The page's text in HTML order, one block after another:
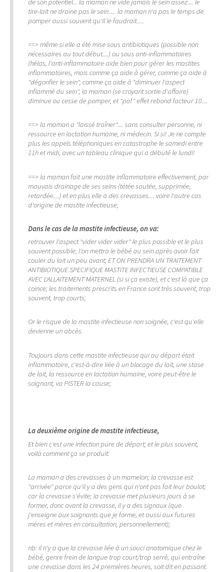
tire-lait ne draine pas le sein..... la maman n'a pas le temps de
pomper aussi souvent qu'il le faudrait.....
==> même si elle a été mise sous antibiotiques (possible non
nécessaires au tout début....) ou sous anti-inflammatoires
(hélas, l'anti-inflammatoire aide bien pour gérer les mastites
inflammatoires, mais comme ça aide à gérer, comme ça aide à
"dégonfler le sein", comme ça aide à "diminuer l'aspect
inflammé du sein", la maman (se croyant sortie d'affaire)
diminue ou cesse de pomper, et "paf" effet rebond facteur 10....
==> la maman a "laissé traîner".... sans consulter personne, ni
ressource en lactation humaine, ni médecin. Si si! Je ne compte
plus les appels téléphoniques en catastrophe le samedi entre
11h et midi, avec un tableau clinique qui a débuté le lundi!
==> la maman fait une mastite inflammatoire effectivement, par
mauvais drainage de ses seins (tétée sautée, supprimée,
retardée....) et en plus elle a des crevasses.... voire l'autre cas
d'origine de mastite infectieuse;
Dans le cas de la mastite infectieuse, on va:
retrouver l'aspect "vider vider vider" le plus possible et le plus
souvent possible; l'on mettra le bébé au sein après avoir fait
couler du lait un peu avant; ET ON PRENDRA UN TRAITEMENT
ANTIBIOTIQUE SPECIFIQUE MASTITE INFECTIEUSE COMPATIBLE
AVEC L'ALLAITEMENT MATERNEL (si si ça existe), et c'est là que ça
coince; les traitements prescrits en France sont très souvent, trop
souvent, trop courts;
Or le risque de la mastite infectieuse non soignée, c'est qu'elle
devienne un abcès.
Toujours dans cette mastite infectieuse qui au départ était
inflammatoire, c'est-à-dire liée à un blocage du lait, une stase
de lait, la ressource en lactation humaine, voire peut-être le
soignant, va PISTER la cause;
La deuxième origine de mastite infectieuse,
Et bien c'est une infection pure de départ; et le plus souvent,
voilà comment ça se produit:
La maman a des crevasses à un mamelon; la crevasse est
"arrivée" parce qu'il y a des gens qui n'ont pas fait leur boulot;
car la crevasse s'évite; la crevasse met plusieurs jours à se
former, donc avant la crevasse, il y a des signaux (que
j'enseigne aux soignants que je forme, et aussi aux futures
mères et mères en consultation, personnellement);
nb: il n'y a que la crevasse liée à un souci anatomique chez le
bébé, genre frein de langue trop court/trop serré, qui entraîne
une crevasse dans les 24 premières heures, soit dit en passant.